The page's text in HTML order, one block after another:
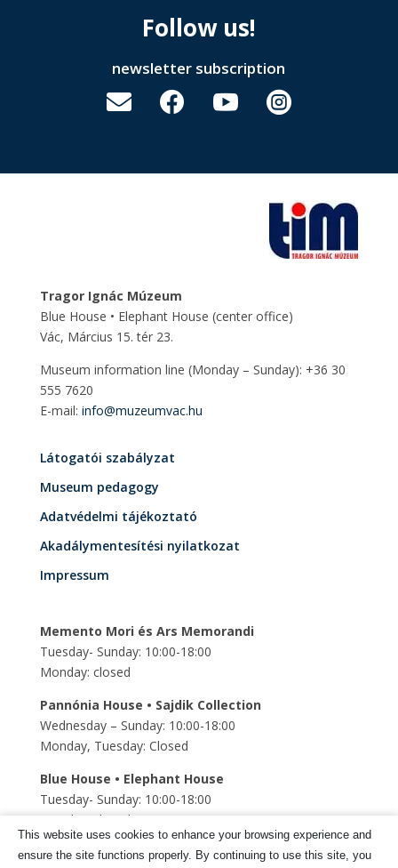
Follow us!
newsletter subscription
   
Tragor Ignác Múzeum
Blue House • Elephant House (center office)
Vác, Március 15. tér 23.
Museum information line (Monday – Sunday): +36 30
555 7620
E-mail: info@muzeumvac.hu
Látogatói szabályzat
Museum pedagogy
Adatvédelmi tájékoztató
Akadálymentesítési nyilatkozat
Impressum
Memento Mori és Ars Memorandi
Tuesday- Sunday: 10:00-18:00
Monday: closed
Pannónia House • Sajdik Collection
Wednesday – Sunday: 10:00-18:00
Monday, Tuesday: Closed
Blue House • Elephant House
Tuesday- Sunday: 10:00-18:00
Monday: closed
Szent Mihály Underground church
This website uses cookies to enhance your browsing experience and
ensure the site functions properly. By continuing to use this site, you